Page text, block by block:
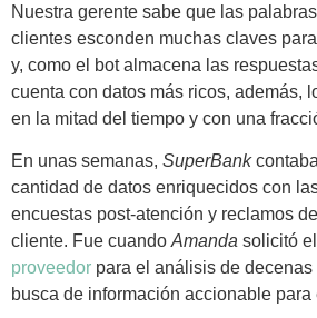
Nuestra gerente sabe que las
clientes esconden muchas claves
y, como el bot almacena las
cuenta con datos más ricos, además,
en la mitad del tiempo y con una
En unas semanas, SuperBank
cantidad de datos enriquecidos con
encuestas post-atención y reclamos
cliente. Fue cuando Amanda solicitó el
proveedor para el análisis de
busca de información accionable para